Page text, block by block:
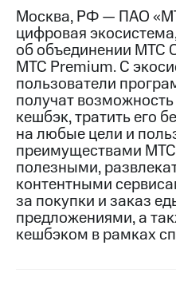
Контакты
Медиа-центр
Пресс-
релизы
МТС
о технологиях
Достижения
Интервью
Финансовая
отчетность
Москва, РФ — ПАО
цифровая
об объединении МТС
МТС Premium. С
пользователи
получат
кешбэк, тратить его
на любые цели и
преимуществами
полезными,
контентными
за покупки и заказ
предложениями, а
кешбэком в рамках